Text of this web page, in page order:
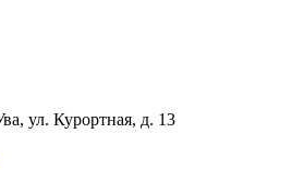
ул. Курортная, д. 13